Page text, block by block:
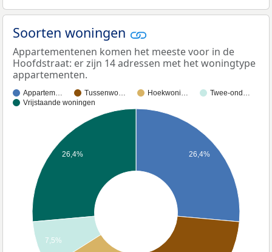
Soorten woningen
Appartementenen komen het meeste voor in de
Hoofdstraat: er zijn 14 adressen met het woningtype
appartementen.
Appartem… Tussenwo… Hoekwoni…
Twee-ond…
Vrijstaande woningen
26,4%
26,4%
7,5%